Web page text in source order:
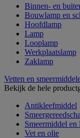
Binnen- en
Bouwlamp en
Hoofdlamp
Lamp
Looplamp
Werkplaatslamp
Zaklamp
Vetten en
Bekijk de hele
Antikleefmiddel
Smeermiddel en
Vet en olie